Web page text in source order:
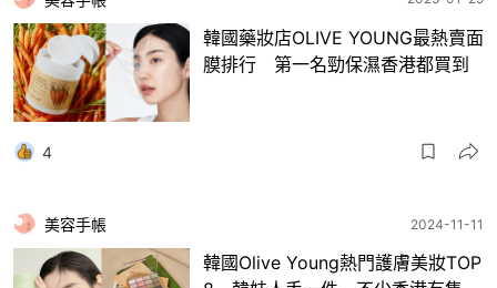
韓國藥妝店OLIVE YOUNG最熱賣面
膜排行 第一名勁保濕香港都買到
4
美容手帳 2024-11-11
韓國Olive Young熱門護膚美妝TOP